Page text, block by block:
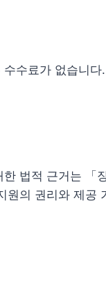
수료가 없습니
법적 근거는 「
원의 권리와 제공